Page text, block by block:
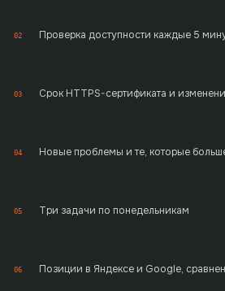
02 Проверка доступности каждые 5
03 Срок HTTPS-сертификата и
04 Новые проблемы и те, которые
05 Три задачи по понедельникам
06 Позиции в Яндексе и Google,